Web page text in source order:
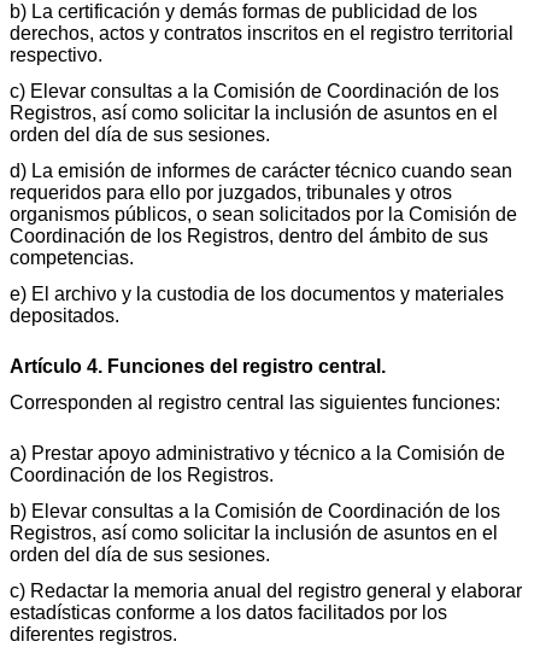
b) La certificación y demás formas de publicidad de los
derechos, actos y contratos inscritos en el registro territorial
respectivo.
c) Elevar consultas a la Comisión de Coordinación de los
Registros, así como solicitar la inclusión de asuntos en el
orden del día de sus sesiones.
d) La emisión de informes de carácter técnico cuando sean
requeridos para ello por juzgados, tribunales y otros
organismos públicos, o sean solicitados por la Comisión de
Coordinación de los Registros, dentro del ámbito de sus
competencias.
e) El archivo y la custodia de los documentos y materiales
depositados.
Artículo 4. Funciones del registro central.
Corresponden al registro central las siguientes funciones:
a) Prestar apoyo administrativo y técnico a la Comisión de
Coordinación de los Registros.
b) Elevar consultas a la Comisión de Coordinación de los
Registros, así como solicitar la inclusión de asuntos en el
orden del día de sus sesiones.
c) Redactar la memoria anual del registro general y elaborar
estadísticas conforme a los datos facilitados por los
diferentes registros.